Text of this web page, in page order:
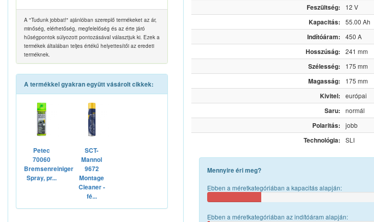
A "Tudunk jobbat!" ajánlóban szereplő termékeket az ár,
minőség, elérhetőség, megfelelőség és az érte járó
hűségpontok súlyozott pontozásával választjuk ki. Ezek a
termékek általában teljes értékű helyettesítői az eredeti
terméknek.
A termékkel gyakran együtt vásárolt cikkek:
Petec
70060
Bremsenreiniger
Spray, pr...
SCT-
Mannol
9672
Montage
Cleaner -
fé...
Feszültség: 12 V
Kapacitás: 55.00 Ah
Indítóáram: 450 A
Hosszúság: 241 mm
Szélesség: 175 mm
Magasság: 175 mm
Kivitel: európai
Saru: normál
Polaritás: jobb
Technológia: SLI
Mennyire éri meg?
Ebben a méretkategóriában a kapacitás alapján:
Ebben a méretkategóriában az indítóáram alapján: